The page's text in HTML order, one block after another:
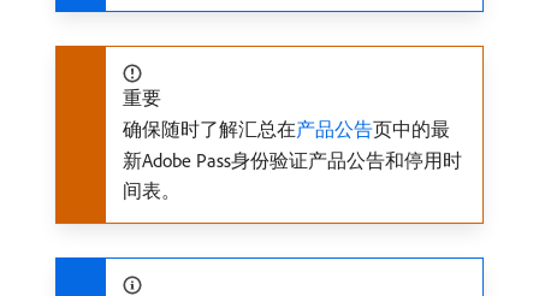
重要
确保随时了解汇总在产品公告页中的最
新Adobe Pass身份验证产品公告和停用时
间表。